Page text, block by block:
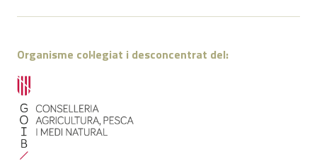
Organisme col·legiat i desconcentrat del: